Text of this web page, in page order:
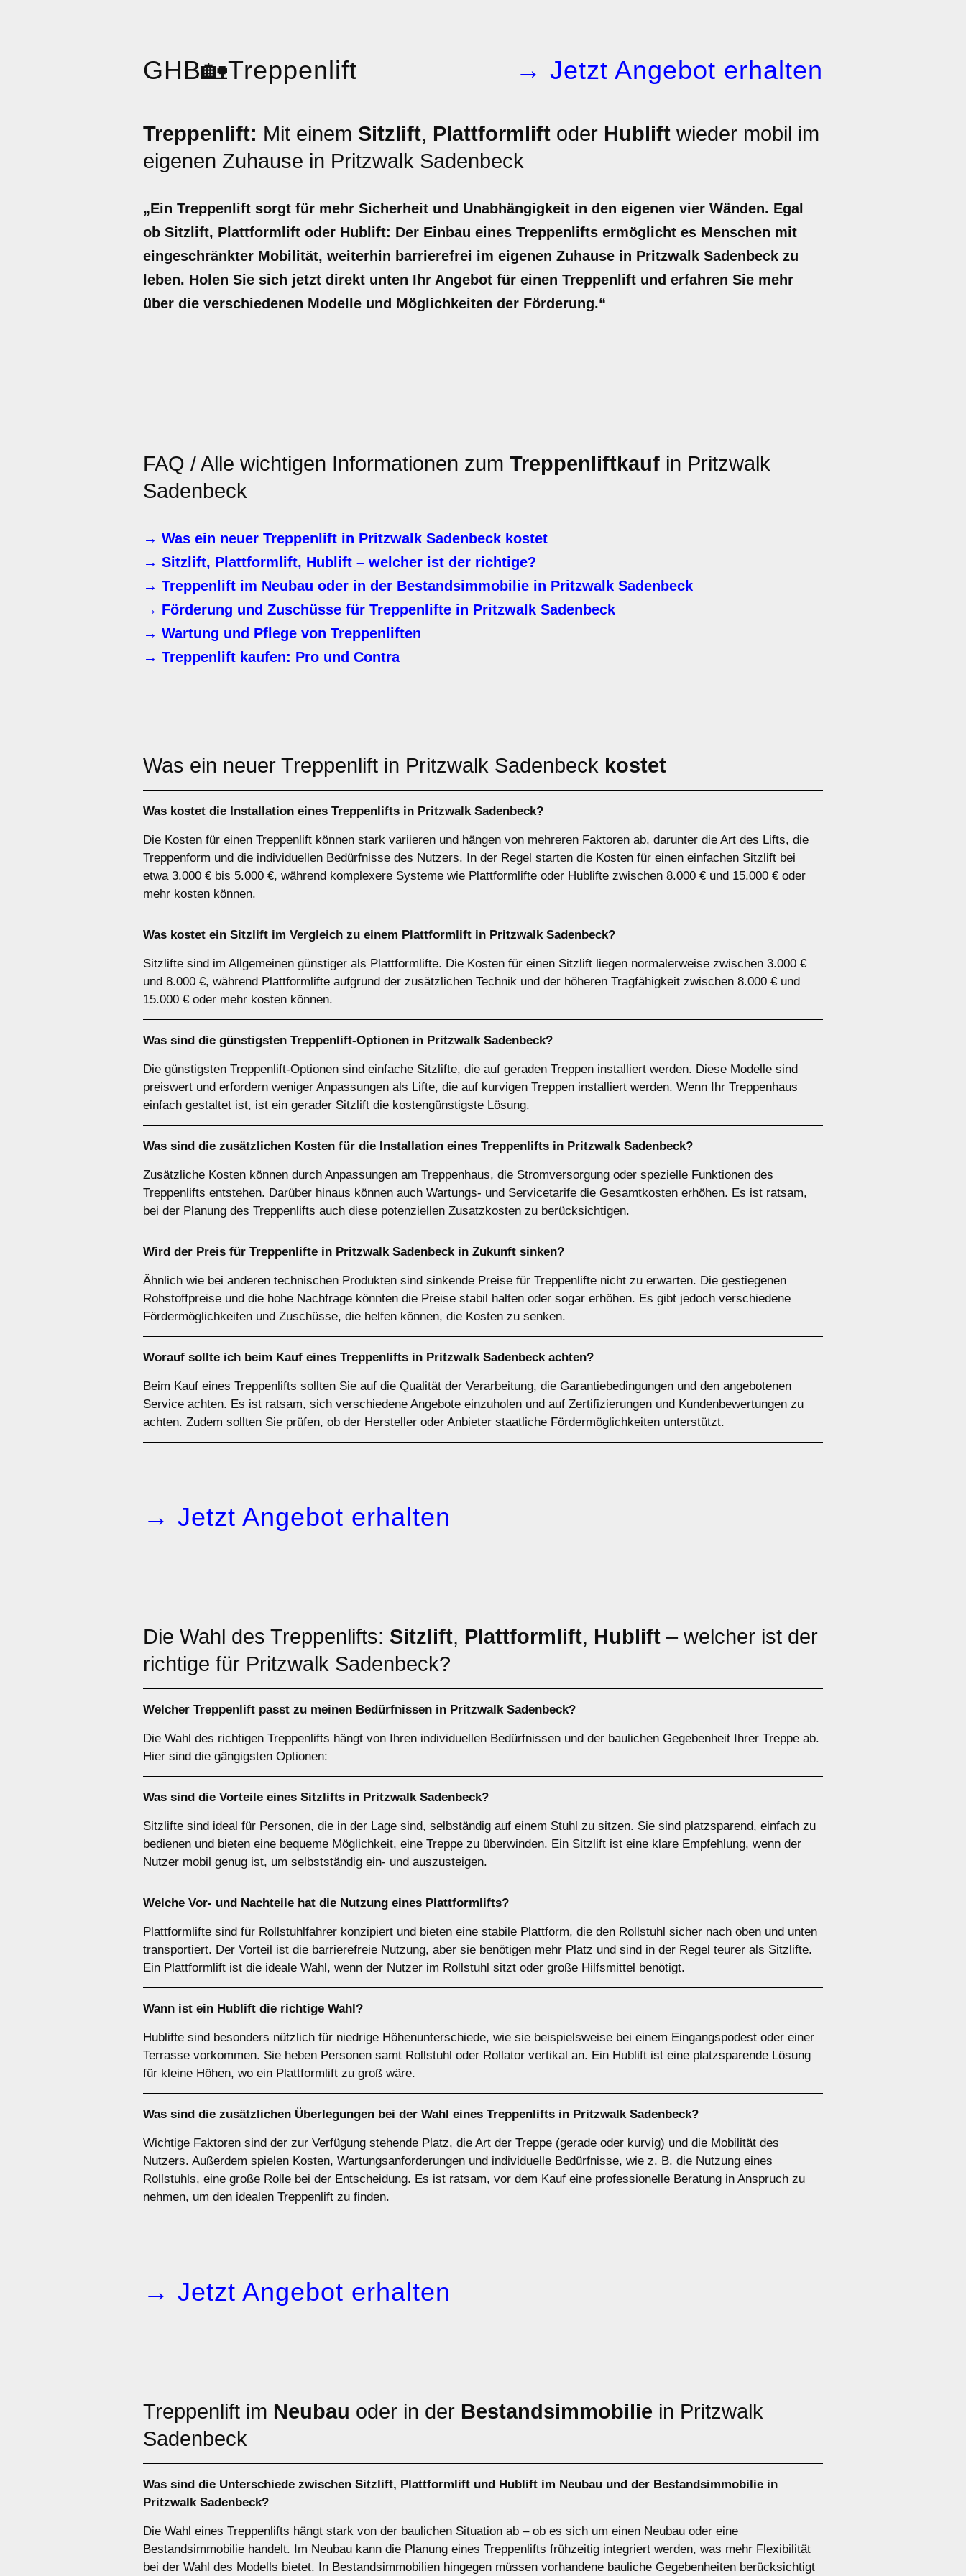
GHB🏡Treppenlift → Jetzt Angebot erhalten
Treppenlift: Mit einem Sitzlift, Plattformlift oder Hublift wieder mobil im
eigenen Zuhause in Pritzwalk Sadenbeck
„Ein Treppenlift sorgt für mehr Sicherheit und Unabhängigkeit in den eigenen vier Wänden. Egal
ob Sitzlift, Plattformlift oder Hublift: Der Einbau eines Treppenlifts ermöglicht es Menschen mit
eingeschränkter Mobilität, weiterhin barrierefrei im eigenen Zuhause in Pritzwalk Sadenbeck zu
leben. Holen Sie sich jetzt direkt unten Ihr Angebot für einen Treppenlift und erfahren Sie mehr
über die verschiedenen Modelle und Möglichkeiten der Förderung.“
FAQ / Alle wichtigen Informationen zum Treppenliftkauf in Pritzwalk
Sadenbeck
→ Was ein neuer Treppenlift in Pritzwalk Sadenbeck kostet
→ Sitzlift, Plattformlift, Hublift – welcher ist der richtige?
→ Treppenlift im Neubau oder in der Bestandsimmobilie in Pritzwalk Sadenbeck
→ Förderung und Zuschüsse für Treppenlifte in Pritzwalk Sadenbeck
→ Wartung und Pflege von Treppenliften
→ Treppenlift kaufen: Pro und Contra
Was ein neuer Treppenlift in Pritzwalk Sadenbeck kostet
Was kostet die Installation eines Treppenlifts in Pritzwalk Sadenbeck?
Die Kosten für einen Treppenlift können stark variieren und hängen von mehreren Faktoren ab, darunter die Art des Lifts, die
Treppenform und die individuellen Bedürfnisse des Nutzers. In der Regel starten die Kosten für einen einfachen Sitzlift bei
etwa 3.000 € bis 5.000 €, während komplexere Systeme wie Plattformlifte oder Hublifte zwischen 8.000 € und 15.000 € oder
mehr kosten können.
Was kostet ein Sitzlift im Vergleich zu einem Plattformlift in Pritzwalk Sadenbeck?
Sitzlifte sind im Allgemeinen günstiger als Plattformlifte. Die Kosten für einen Sitzlift liegen normalerweise zwischen 3.000 €
und 8.000 €, während Plattformlifte aufgrund der zusätzlichen Technik und der höheren Tragfähigkeit zwischen 8.000 € und
15.000 € oder mehr kosten können.
Was sind die günstigsten Treppenlift-Optionen in Pritzwalk Sadenbeck?
Die günstigsten Treppenlift-Optionen sind einfache Sitzlifte, die auf geraden Treppen installiert werden. Diese Modelle sind
preiswert und erfordern weniger Anpassungen als Lifte, die auf kurvigen Treppen installiert werden. Wenn Ihr Treppenhaus
einfach gestaltet ist, ist ein gerader Sitzlift die kostengünstigste Lösung.
Was sind die zusätzlichen Kosten für die Installation eines Treppenlifts in Pritzwalk Sadenbeck?
Zusätzliche Kosten können durch Anpassungen am Treppenhaus, die Stromversorgung oder spezielle Funktionen des
Treppenlifts entstehen. Darüber hinaus können auch Wartungs- und Servicetarife die Gesamtkosten erhöhen. Es ist ratsam,
bei der Planung des Treppenlifts auch diese potenziellen Zusatzkosten zu berücksichtigen.
Wird der Preis für Treppenlifte in Pritzwalk Sadenbeck in Zukunft sinken?
Ähnlich wie bei anderen technischen Produkten sind sinkende Preise für Treppenlifte nicht zu erwarten. Die gestiegenen
Rohstoffpreise und die hohe Nachfrage könnten die Preise stabil halten oder sogar erhöhen. Es gibt jedoch verschiedene
Fördermöglichkeiten und Zuschüsse, die helfen können, die Kosten zu senken.
Worauf sollte ich beim Kauf eines Treppenlifts in Pritzwalk Sadenbeck achten?
Beim Kauf eines Treppenlifts sollten Sie auf die Qualität der Verarbeitung, die Garantiebedingungen und den angebotenen
Service achten. Es ist ratsam, sich verschiedene Angebote einzuholen und auf Zertifizierungen und Kundenbewertungen zu
achten. Zudem sollten Sie prüfen, ob der Hersteller oder Anbieter staatliche Fördermöglichkeiten unterstützt.
→ Jetzt Angebot erhalten
Die Wahl des Treppenlifts: Sitzlift, Plattformlift, Hublift – welcher ist der
richtige für Pritzwalk Sadenbeck?
Welcher Treppenlift passt zu meinen Bedürfnissen in Pritzwalk Sadenbeck?
Die Wahl des richtigen Treppenlifts hängt von Ihren individuellen Bedürfnissen und der baulichen Gegebenheit Ihrer Treppe ab.
Hier sind die gängigsten Optionen:
Was sind die Vorteile eines Sitzlifts in Pritzwalk Sadenbeck?
Sitzlifte sind ideal für Personen, die in der Lage sind, selbständig auf einem Stuhl zu sitzen. Sie sind platzsparend, einfach zu
bedienen und bieten eine bequeme Möglichkeit, eine Treppe zu überwinden. Ein Sitzlift ist eine klare Empfehlung, wenn der
Nutzer mobil genug ist, um selbstständig ein- und auszusteigen.
Welche Vor- und Nachteile hat die Nutzung eines Plattformlifts?
Plattformlifte sind für Rollstuhlfahrer konzipiert und bieten eine stabile Plattform, die den Rollstuhl sicher nach oben und unten
transportiert. Der Vorteil ist die barrierefreie Nutzung, aber sie benötigen mehr Platz und sind in der Regel teurer als Sitzlifte.
Ein Plattformlift ist die ideale Wahl, wenn der Nutzer im Rollstuhl sitzt oder große Hilfsmittel benötigt.
Wann ist ein Hublift die richtige Wahl?
Hublifte sind besonders nützlich für niedrige Höhenunterschiede, wie sie beispielsweise bei einem Eingangspodest oder einer
Terrasse vorkommen. Sie heben Personen samt Rollstuhl oder Rollator vertikal an. Ein Hublift ist eine platzsparende Lösung
für kleine Höhen, wo ein Plattformlift zu groß wäre.
Was sind die zusätzlichen Überlegungen bei der Wahl eines Treppenlifts in Pritzwalk Sadenbeck?
Wichtige Faktoren sind der zur Verfügung stehende Platz, die Art der Treppe (gerade oder kurvig) und die Mobilität des
Nutzers. Außerdem spielen Kosten, Wartungsanforderungen und individuelle Bedürfnisse, wie z. B. die Nutzung eines
Rollstuhls, eine große Rolle bei der Entscheidung. Es ist ratsam, vor dem Kauf eine professionelle Beratung in Anspruch zu
nehmen, um den idealen Treppenlift zu finden.
→ Jetzt Angebot erhalten
Treppenlift im Neubau oder in der Bestandsimmobilie in Pritzwalk
Sadenbeck
Was sind die Unterschiede zwischen Sitzlift, Plattformlift und Hublift im Neubau und der Bestandsimmobilie in
Pritzwalk Sadenbeck?
Die Wahl eines Treppenlifts hängt stark von der baulichen Situation ab – ob es sich um einen Neubau oder eine
Bestandsimmobilie handelt. Im Neubau kann die Planung eines Treppenlifts frühzeitig integriert werden, was mehr Flexibilität
bei der Wahl des Modells bietet. In Bestandsimmobilien hingegen müssen vorhandene bauliche Gegebenheiten berücksichtigt